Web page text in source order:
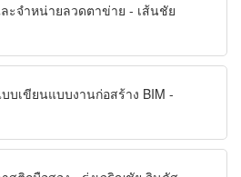
ะจำหน่ายลวดตาข่าย - เส้นชัย
บเขียนแบบงานก่อสร้าง BIM -